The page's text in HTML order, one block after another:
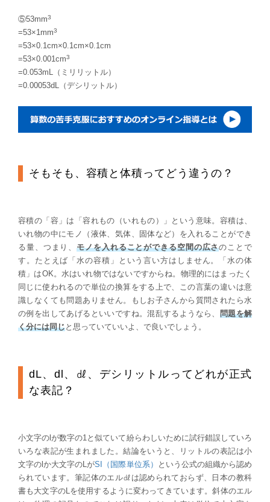
⑤53mm3
=53×1mm3
=53×0.1cm×0.1cm×0.1cm
=53×0.001cm3
=0.053mL（ミリリットル）
=0.00053dL（デシリットル）
そもそも、容積と体積ってどう違うの？
容積の「容」は「容れもの（いれもの）」という意味。容積は、
いれ物の中にモノ（液体、気体、固体など）を入れることができ
る量、つまり、モノを入れることができる空間の広さのことで
す。たとえば「水の容積」という言い方はしません。「水の体
積」はOK。水はいれ物ではないですからね。物理的にはまったく
同じに使われるので単位の換算をする上で、この言葉の違いは意
識しなくても問題ありません。もしお子さんから質問されたら水
の例を出してあげるといいですね。混乱するようなら、 問題を解
く分には同じと思っていていいよ、で良いでしょう。
dL、dl、㎗、デシリットルってどれが正式
な表記？
小文字のlが数字の1と似ていて紛らわしいために試行錯誤していろ
いろな表記が生まれました。結論をいうと、リットルの表記は小
文字のlか大文字のLがSI（国際単位系）
という公式の組織から認め
られています。筆記体のエル㎗は認められておらず、日本の教科
書も大文字のLを使用するように変わってきています。斜体のエル